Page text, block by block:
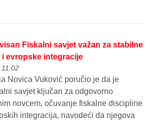
Fiskalni savjet važan za stabilne
evropske integracije
Novica Vuković poručio je da je
savjet ključan za odgovorno
novcem, očuvanje fiskalne discipline
integracija, navodeći da njegova